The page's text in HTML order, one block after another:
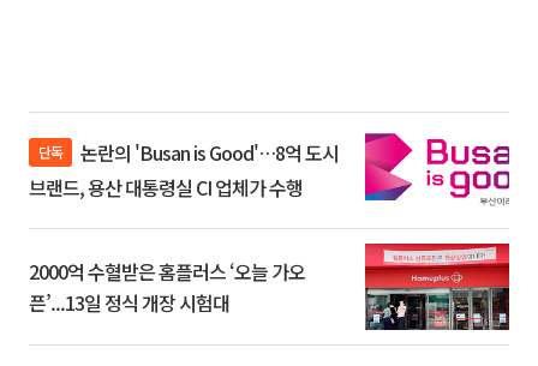
단독
브랜드, 용산 대통령실 CI 업체가 수행
2000억 수혈받은 홈플러스 ‘오늘 가오
픈’...13일 정식 개장 시험대